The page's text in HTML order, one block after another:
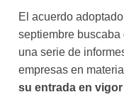
El acuerdo
septiembre
una serie de
empresas en
su entrada en